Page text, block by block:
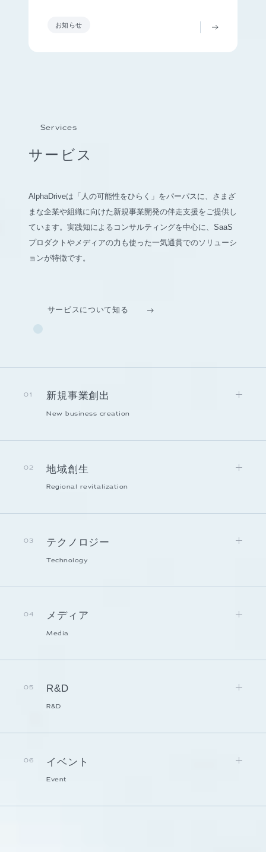
お知らせ
Services
サービス
AlphaDriveは「人の可能性をひらく」をパーパスに、さまざ
まな企業や組織に向けた新規事業開発の伴走支援をご提供し
ています。実践知によるコンサルティングを中心に、SaaS
プロダクトやメディアの力も使った一気通貫でのソリューシ
ョンが特徴です。
サービスについて知る
01 新規事業創出
New business creation
02 地域創生
Regional revitalization
03 テクノロジー
Technology
04 メディア
Media
05 R&D
R&D
06 イベント
Event